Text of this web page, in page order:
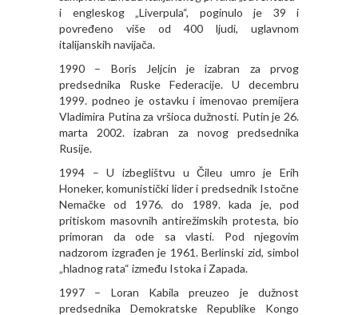
i engleskog „Liverpula“, poginulo je 39 i
povređeno više od 400 ljudi, uglavnom
italijanskih navijača.
1990 – Boris Jeljcin je izabran za prvog
predsednika Ruske Federacije. U decembru
1999. podneo je ostavku i imenovao premijera
Vladimira Putina za vršioca dužnosti. Putin je 26.
marta 2002. izabran za novog predsednika
Rusije.
1994 – U izbeglištvu u Čileu umro je Erih
Honeker, komunistički lider i predsednik Istočne
Nemačke od 1976. do 1989. kada je, pod
pritiskom masovnih antirežimskih protesta, bio
primoran da ode sa vlasti. Pod njegovim
nadzorom izgrađen je 1961. Berlinski zid, simbol
„hladnog rata“ između Istoka i Zapada.
1997 – Loran Kabila preuzeo je dužnost
predsednika Demokratske Republike Kongo